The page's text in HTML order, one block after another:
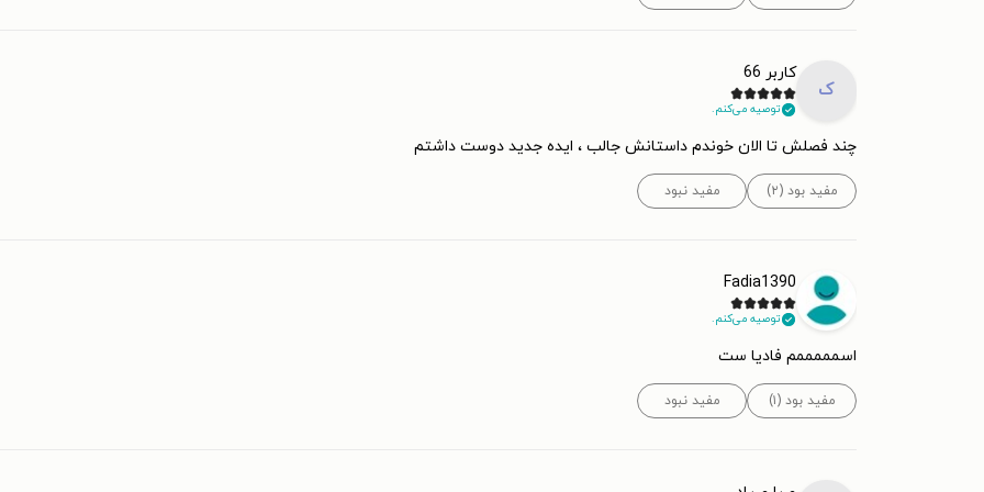
ک
کاربر 66
توصیه می‌کنم.
چند فصلش تا الان خوندم داستانش جالب ، ایده جدید دوست داشتم
مفید بود (۲) مفید نبود
Fadia1390
توصیه می‌کنم.
اسمممممم فادیا ست
مفید بود (۱) مفید نبود